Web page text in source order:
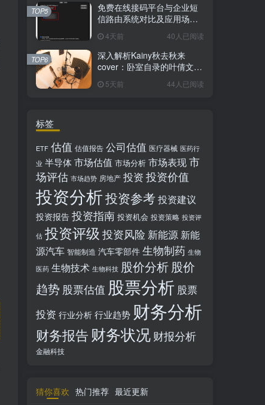
免费在线接码平台与企业短
信路由系统对比及应用场景
4天前 40人已阅读
TOP5
深入解析Kainy秋去秋来
cover：卧室自录的叶倩文经
5天前 44人已阅读
TOP6
标签
ETF 估值 估值报告 公司估值 医疗器械 医药行
业 半导体市场估值 市场分析 市场表现市
场评估 市场趋势 房地产 投资 投资价值
投资分析投资参考 投资建议
投资报告 投资指南 投资机会 投资策略 投资评
估 投资评级 投资风险 新能源 新能
源汽车 智能制造 汽车零部件 生物制药 生物
医药 生物技术 生物科技 股价分析 股价
趋势 股票估值 股票分析 股票
投资 行业分析 行业趋势 财务分析
财务报告 财务状况财报分析
金融科技
猜你喜欢 热门推荐 最近更新